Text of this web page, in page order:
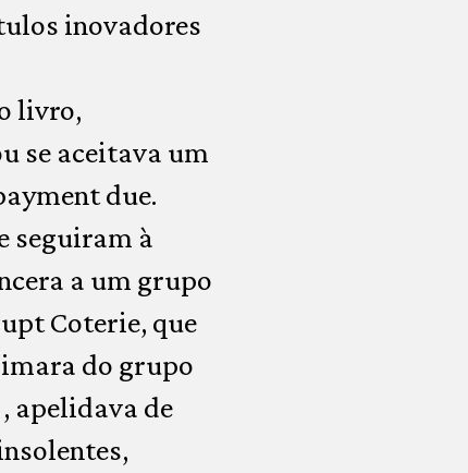
inovadores
livro,
se aceitava um
due.
seguiram à
a um grupo
Coterie, que
do grupo
apelidava de